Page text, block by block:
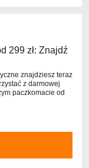
299 zł: Znajdź
znajdziesz teraz
z darmowej
paczkomacie od